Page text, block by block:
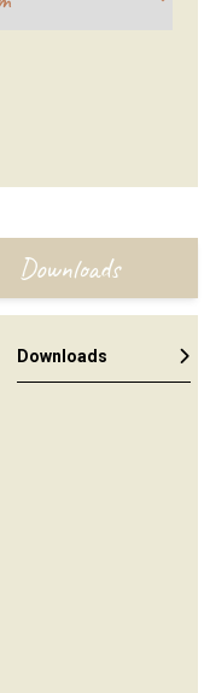
Downloads
Downloads